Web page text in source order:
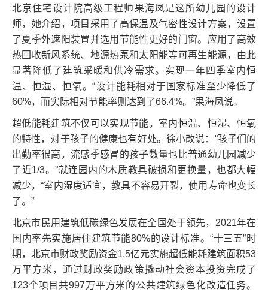
北京住宅设计院高级工程师果海凤是这所幼儿园的设计
师，她介绍，项目采用了高保温及气密性设计方案，设置
了夏季外遮阳装置并选用节能性更好的门窗。应用了高效
热回收新风系统、地源热泵和太阳能等可再生能源，由此
显著降低了建筑采暖和供冷需求。实现一年四季室内恒
温、恒湿、恒氧。“设计能耗相对于国家标准至少降低了
60%，而实际相对节能率则达到了66.4%。”果海凤说。
超低能耗建筑不仅可以实现节能，室内恒温、恒湿、恒氧
的特性，对于孩子的健康也有好处。徐小改说：“孩子们的
出勤率很高，流感季感冒的孩子数量也比普通幼儿园减少
了近1/3。”就连园内的木质教具破损和更换量，也都大幅
减少，“室内湿度适宜，教具不容易开裂，使用寿命也变长
了。”
北京市民用建筑低碳绿色发展在全国处于领先，2021年在
国内率先实施居住建筑节能80%的设计标准。“十三五”时
期，北京市财政奖励资金1.5亿元实施超低能耗建筑面积53
万平方米，通过财政奖励政策撬动社会资本投资完成了
123个项目共997万平方米的公共建筑绿色化改造任务。